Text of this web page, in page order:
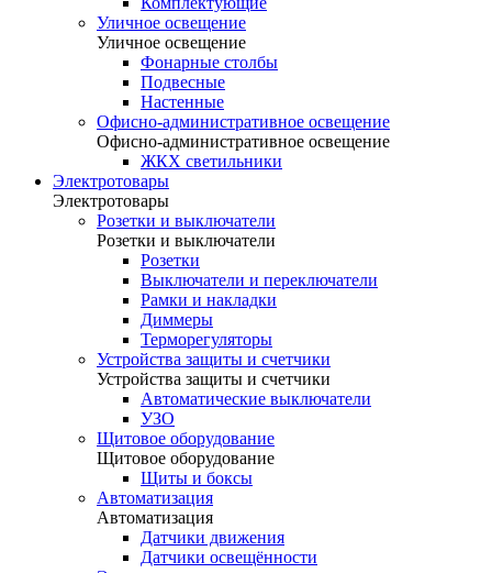
Уличное освещение
Уличное освещение
Фонарные столбы
Подвесные
Настенные
Офисно-административное освещение
Офисно-административное освещение
ЖКХ светильники
Электротовары
Электротовары
Розетки и выключатели
Розетки и выключатели
Розетки
Выключатели и переключатели
Рамки и накладки
Диммеры
Терморегуляторы
Устройства защиты и счетчики
Устройства защиты и счетчики
Автоматические выключатели
УЗО
Щитовое оборудование
Щитовое оборудование
Щиты и боксы
Автоматизация
Автоматизация
Датчики движения
Датчики освещённости